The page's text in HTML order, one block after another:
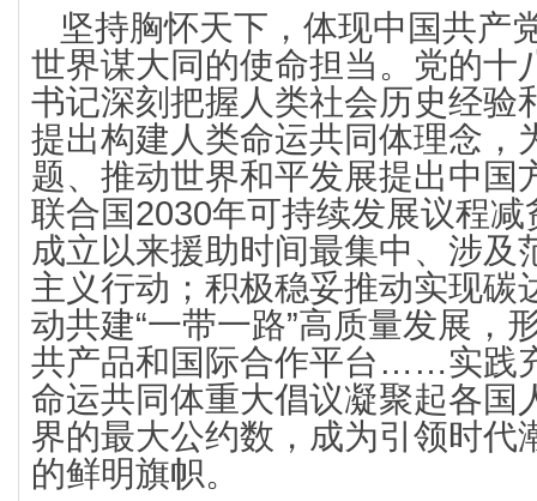
坚持胸怀天下，体现中国共产
世界谋大同的使命担当。党的十
书记深刻把握人类社会历史经验
提出构建人类命运共同体理念，
题、推动世界和平发展提出中国
联合国2030年可持续发展议程
成立以来援助时间最集中、涉及
主义行动；积极稳妥推动实现碳
动共建“一带一路”高质量发展，
共产品和国际合作平台……实践
命运共同体重大倡议凝聚起各国
界的最大公约数，成为引领时代
的鲜明旗帜。